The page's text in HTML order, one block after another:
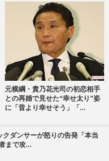
元横綱・貴乃花光司の初恋相手
との再婚で見せた“幸せ太り”姿
に「昔より幸せそう」「...
ダンサーが怒りの告発「本当
まで攻...